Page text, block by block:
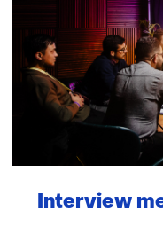
Interview